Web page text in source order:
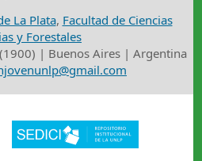
La Plata, Facultad de Ciencias
y Forestales
| Buenos Aires | Argentina